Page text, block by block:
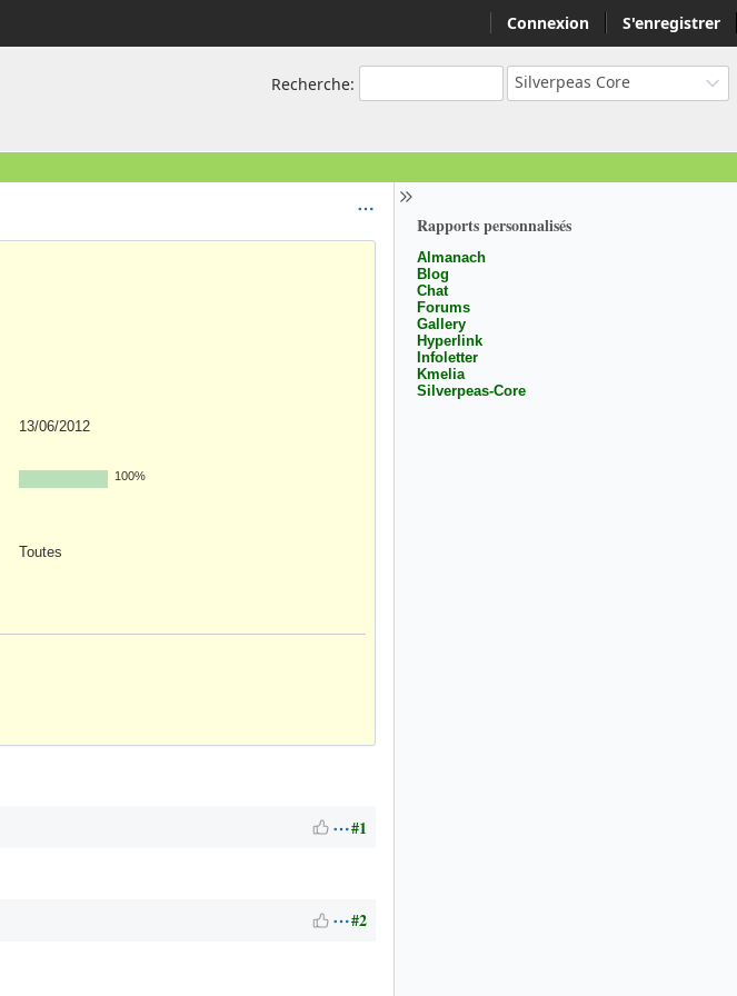
Connexion S'enregistrer
Recherche: Silverpeas Core
Rapports personnalisés
Almanach
Blog
Chat
Forums
Gallery
Hyperlink
Infoletter
Kmelia
Silverpeas-Core
13/06/2012
100%
Toutes
#1
#2